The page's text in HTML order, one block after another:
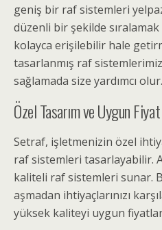
geniş bir raf sistemleri
düzenli bir şekilde
kolayca erişilebilir hale
tasarlanmış raf
sağlamada size yardımcı olur.
Özel Tasarım ve Uygun
Setraf, işletmenizin özel
raf sistemleri tasarlayabilir.
kaliteli raf sistemleri sunar.
aşmadan ihtiyaçlarınızı
yüksek kaliteyi uygun